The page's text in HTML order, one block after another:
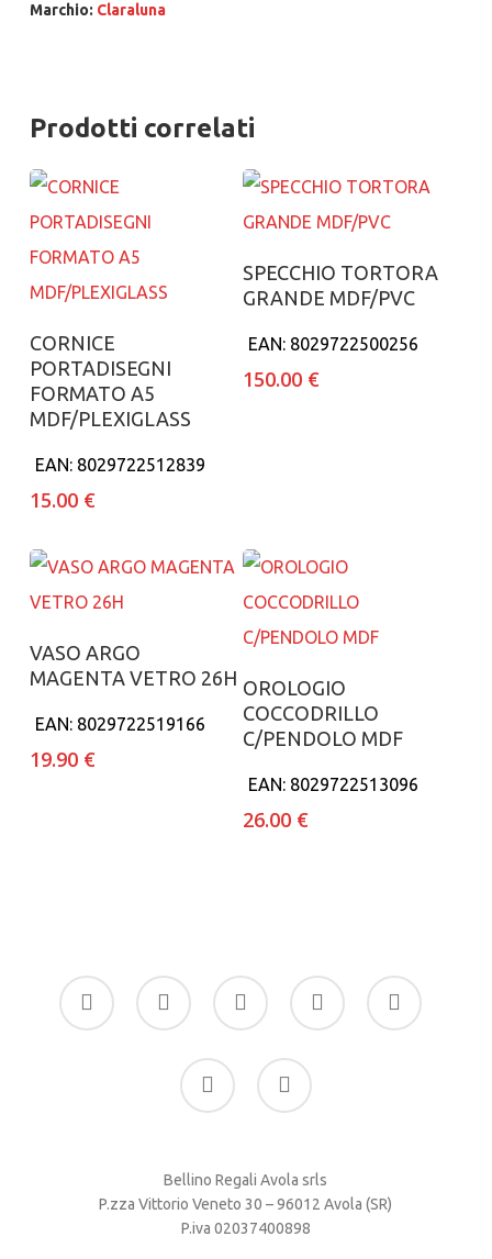
Marchio: Claraluna
Prodotti correlati
Aggiungi al carrello
CORNICE
PORTADISEGNI
FORMATO A5
MDF/PLEXIGLASS
EAN: 8029722512839
15.00 €
Aggiungi al carrello
SPECCHIO TORTORA
GRANDE MDF/PVC
EAN: 8029722500256
150.00 €
Aggiungi al carrello
VASO ARGO
MAGENTA VETRO 26H
EAN: 8029722519166
19.90 €
Aggiungi al carrello
OROLOGIO
COCCODRILLO
C/PENDOLO MDF
EAN: 8029722513096
26.00 €
facebook
google-
plus
instagram whatsapp tiktok
phone email
Bellino Regali Avola srls
P.zza Vittorio Veneto 30 – 96012 Avola (SR)
P.iva 02037400898